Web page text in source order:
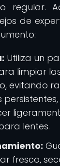
regular.
de
Utiliza un
limpiar
evitando
lentes.
fresco,